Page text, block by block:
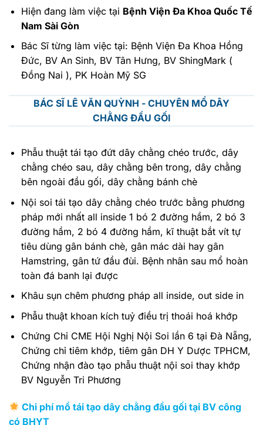
Hiện đang làm việc tại Bệnh Viện Đa Khoa Quốc Tế
Nam Sài Gòn
Bác Sĩ từng làm việc tại: Bệnh Viện Đa Khoa Hồng
Đức, BV An Sinh, BV Tân Hưng, BV ShingMark (
Đồng Nai ), PK Hoàn Mỹ SG
BÁC SĨ LÊ VĂN QUỲNH - CHUYÊN MỔ DÂY
CHẰNG ĐẦU GỐI
Phẫu thuật tái tạo đứt dây chằng chéo trước, dây
chằng chéo sau, dây chằng bên trong, dây chằng
bên ngoài đầu gối, dây chằng bánh chè
Nội soi tái tạo dây chằng chéo trước bằng phương
pháp mới nhất all inside 1 bó 2 đường hầm, 2 bó 3
đường hầm, 2 bó 4 đường hầm, kĩ thuật bắt vít tự
tiêu dùng gân bánh chè, gân mác dài hay gân
Hamstring, gân tứ đầu đùi. Bệnh nhân sau mổ hoàn
toàn đá banh lại được
Khâu sụn chêm phương pháp all inside, out side in
Phẫu thuật khoan kích tuỷ điều trị thoái hoá khớp
Chứng Chỉ CME Hội Nghị Nội Soi lần 6 tại Đà Nẵng,
Chứng chỉ tiêm khớp, tiêm gân DH Y Dược TPHCM,
Chứng nhận đào tạo phẫu thuật nội soi thay khớp
BV Nguyễn Tri Phương
Chi phí mổ tái tạo dây chằng đầu gối tại BV công
có BHYT